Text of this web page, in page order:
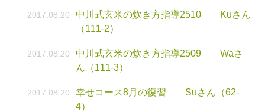
2017.08.20
中川式玄米の炊き方指導2510 Kuさん
（111-2）
2017.08.20
中川式玄米の炊き方指導2509 Waさ
ん（111-3）
2017.08.20
幸せコース8月の復習 Suさん（62-
4）